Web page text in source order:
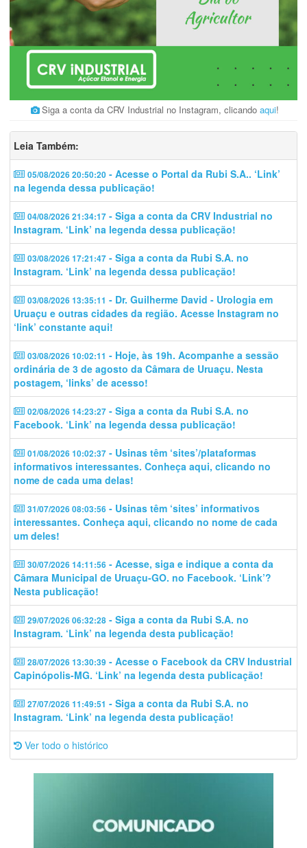
Siga a conta da CRV Industrial no Instagram, clicando aqui!
Leia Também:
05/08/2026 20:50:20 - Acesse o Portal da Rubi S.A.. ‘Link’
na legenda dessa publicação!
04/08/2026 21:34:17 - Siga a conta da CRV Industrial no
Instagram. ‘Link’ na legenda dessa publicação!
03/08/2026 17:21:47 - Siga a conta da Rubi S.A. no
Instagram. ‘Link’ na legenda dessa publicação!
03/08/2026 13:35:11 - Dr. Guilherme David - Urologia em
Uruaçu e outras cidades da região. Acesse Instagram no
‘link’ constante aqui!
03/08/2026 10:02:11 - Hoje, às 19h. Acompanhe a sessão
ordinária de 3 de agosto da Câmara de Uruaçu. Nesta
postagem, ‘links’ de acesso!
02/08/2026 14:23:27 - Siga a conta da Rubi S.A. no
Facebook. ‘Link’ na legenda dessa publicação!
01/08/2026 10:02:37 - Usinas têm ‘sites’/plataformas
informativos interessantes. Conheça aqui, clicando no
nome de cada uma delas!
31/07/2026 08:03:56 - Usinas têm ‘sites’ informativos
interessantes. Conheça aqui, clicando no nome de cada
um deles!
30/07/2026 14:11:56 - Acesse, siga e indique a conta da
Câmara Municipal de Uruaçu-GO. no Facebook. ‘Link’?
Nesta publicação!
29/07/2026 06:32:28 - Siga a conta da Rubi S.A. no
Instagram. ‘Link’ na legenda desta publicação!
28/07/2026 13:30:39 - Acesse o Facebook da CRV Industrial
Capinópolis-MG. ‘Link’ na legenda desta publicação!
27/07/2026 11:49:51 - Siga a conta da Rubi S.A. no
Instagram. ‘Link’ na legenda desta publicação!
Ver todo o histórico